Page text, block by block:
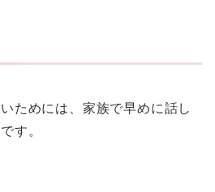
ためには、家族で早めに話し
す。